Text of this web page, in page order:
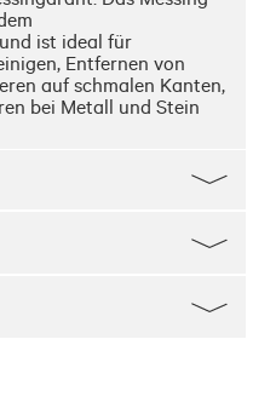
ist ideal für
Entfernen von
auf schmalen Kanten,
bei Metall und Stein